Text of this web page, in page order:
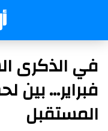
فبراير… بين
المستقبل